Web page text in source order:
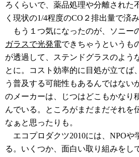
ろくらいで、薬品処理や分離された
く現状の1/4程度のCO２排出量で済
もう１つ気になったのが、ソニー
ガラスで光発電できちゃうというも
が透過して、ステンドグラスのよう
とに。コスト効率的に目処が立てば
う普及する可能性もあるんではない
のメーカーは、じつはどこもかなり
んでいる。ところがまだまだそれを
なぁと思ったりも。
エコプロダクツ2010には、NPOや
る。いくつか、面白い取り組みをし